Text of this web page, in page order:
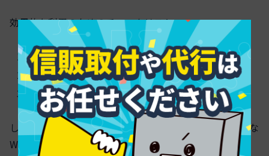
効果的な利用のためのチェックリスト
分割払い導入時の手数料や返済総額を必ず確認
返済計画を立て、月額予算オーバーを未然に防ぐ
契約書には支払い条件や分割決済について明記する
しっかりと計画を立てることで、限られた資金でも最適な
WEB制作・運用が可能になります。